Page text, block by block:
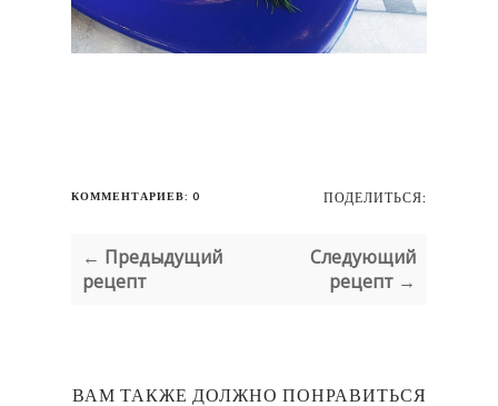
КОММЕНТАРИЕВ: 0 ПОДЕЛИТЬСЯ:
← Предыдущий
рецепт
Следующий
рецепт →
ВАМ ТАКЖЕ ДОЛЖНО ПОНРАВИТЬСЯ